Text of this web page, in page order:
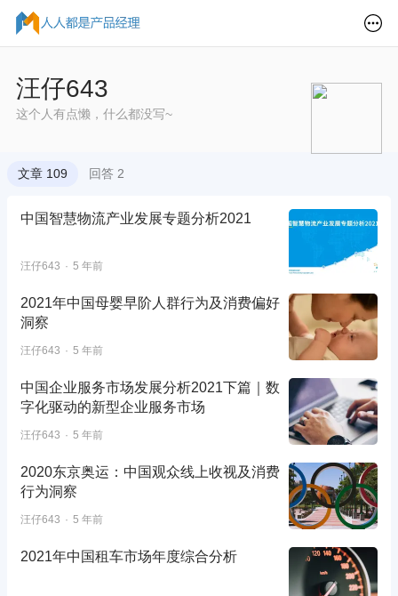
汪仔643
这个人有点懒，什么都没写~
文章 109 回答 2
中国智慧物流产业发展专题分析2021
汪仔643 5 年前
2021年中国母婴早阶人群行为及消费偏好
洞察
汪仔643 5 年前
中国企业服务市场发展分析2021下篇｜数
字化驱动的新型企业服务市场
汪仔643 5 年前
2020东京奥运：中国观众线上收视及消费
行为洞察
汪仔643 5 年前
2021年中国租车市场年度综合分析